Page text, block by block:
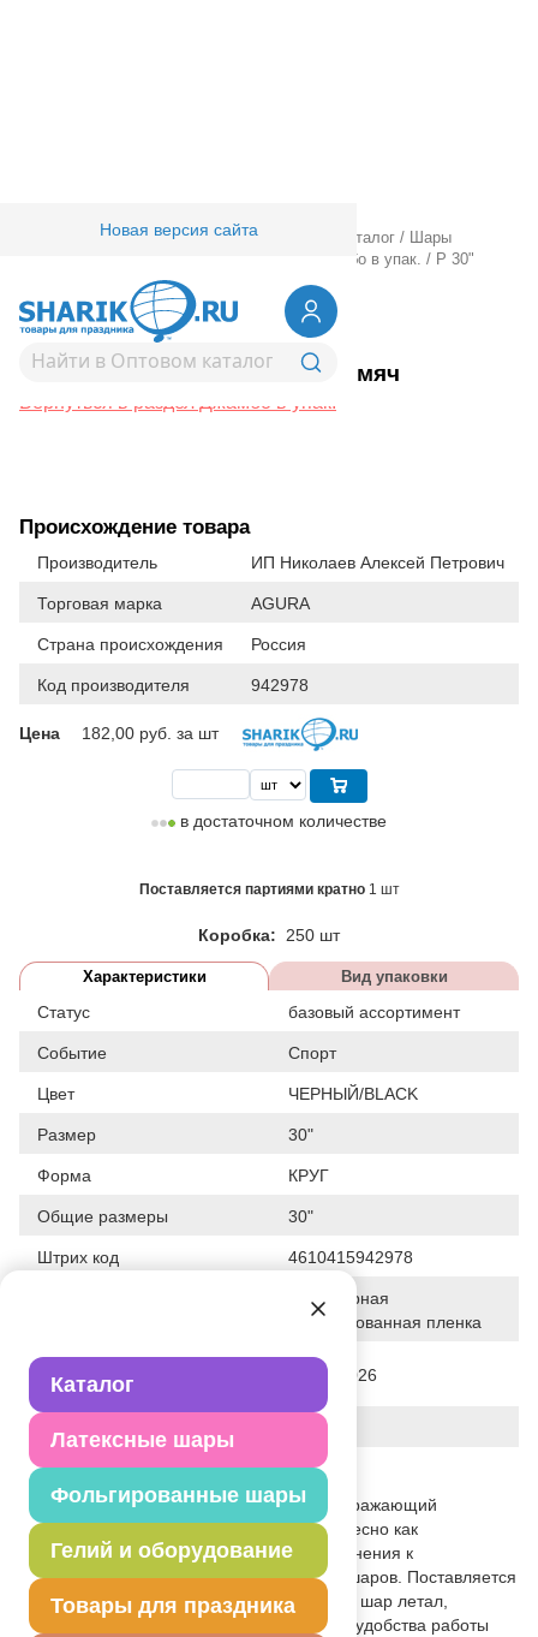
Каталог
Латексные шары
Фольгированные шары
Гелий и оборудование
Товары для праздника
Новая версия сайта
Товары для праздника/ Оптовый каталог /
Шары
Джамбо в упак. / Р 30"
1203-0844Р 30" Футбольный мяч
Вернуться в раздел Джамбо в упак.
Происхождение товара
Производитель ИП Николаев Алексей Петрович
Торговая марка AGURA
Страна происхождения Россия
Код производителя 942978
Цена 182,00 руб. за шт
в достаточном количестве
Поставляется партиями кратно 1 шт
Коробка: 250 шт
Характеристики Вид упаковки
Статус базовый ассортимент
Событие Спорт
Цвет ЧЕРНЫЙ/BLACK
Размер 30"
Форма КРУГ
Общие размеры 30"
Штрих код 4610415942978
Полимерная
фольгированная пленка
Дата последнего изменения
элемента
31-03-2026
39.500 г
Описание товара
Воздушный фольгированный шар, изображающий
футбольный мяч. Шар смотрится интересно как
самостоятельно, так и в качестве дополнения к
тематическому фонтану из воздушных шаров. Поставляется
в ненадутом состоянии. Для того, чтобы шар летал,
рекомендуем надувать его гелием. Для удобства работы